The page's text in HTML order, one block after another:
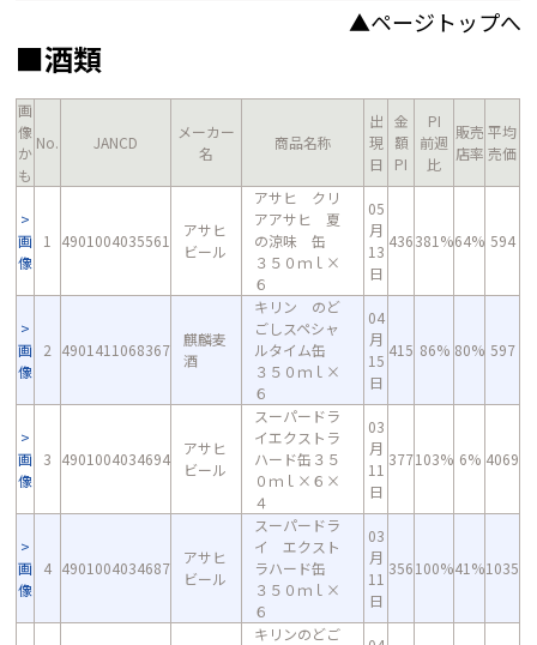
▲ページトップへ
■酒類
画
像
か
も
No. JANCD
メーカー
名
商品名称
出
現
日
金
額
PI
PI
前週
比
販売
店率
平均
売価
画
像
1 4901004035561
アサヒ
ビール
アサヒ クリ
アアサヒ 夏
の涼味 缶
３５０ｍｌ×
６
05
月
13
日
436381%64% 594
画
像
2 4901411068367
麒麟麦
酒
キリン のど
ごしスペシャ
ルタイム缶
３５０ｍｌ×
６
04
月
15
日
415 86% 80% 597
画
像
3 4901004034694
アサヒ
ビール
スーパードラ
イエクストラ
ハード缶３５
０ｍｌ×６×
４
03
月
11
日
377103% 6% 4069
画
像
4 4901004034687
アサヒ
ビール
スーパードラ
イ エクスト
ラハード缶
３５０ｍｌ×
６
03
月
11
日
356100%41%1035
キリンのどご